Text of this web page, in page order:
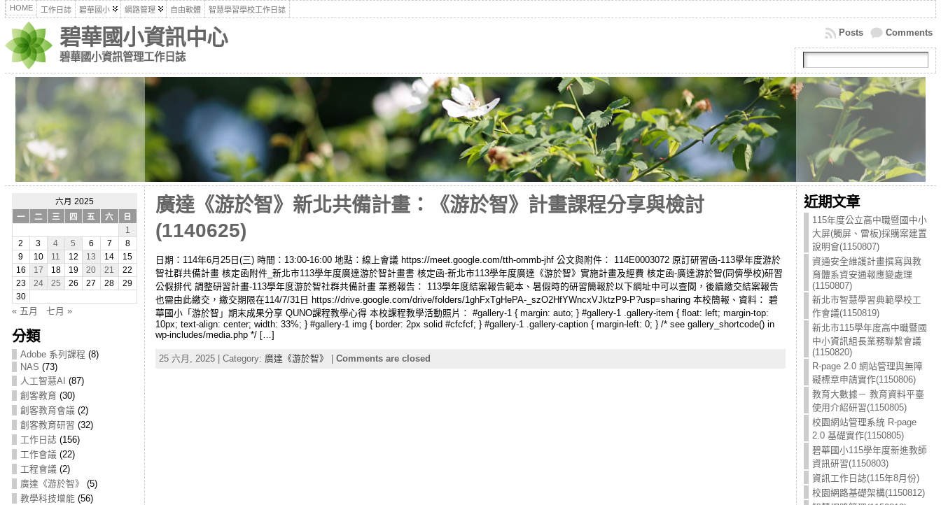
HOME 工作日誌 碧華國小 網路管理 自由軟體 智慧學習學校工作日誌
碧華國小資訊中心
碧華國小資訊管理工作日誌
Comments
Posts
六月 2025
一
二 三 四 五 六
日
1
2
3 4 5 6 7
8
9
10 11 12 13 14
15
16
17 18 19 20 21
22
23
24 25 26 27 28
29
30
« 五月 七月 »
分類
Adobe 系列課程 (8)
NAS (73)
人工智慧AI (87)
創客教育 (30)
創客教育會議 (2)
創客教育研習 (32)
工作日誌 (156)
工作會議 (22)
工程會議 (2)
廣達《游於智》
(5)
教學科技增能(56)
廣達《游於智》新北共備計畫：《游於智》計畫課程分享與檢討
(1140625)
日期：114年6月25日(三) 時間：13:00-16:00 地點：線上會議 https://meet.google.com/tth-ommb-jhf 公文與附件： 114E0003072 原訂研習函-113學年度游於
智社群共備計畫 核定函附件_新北市113學年度廣達游於智計畫書 核定函-新北市113學年度廣達《游於智》實施計畫及經費 核定函-廣達游於智(同儕學校)研習
公假排代 調整研習計畫-113學年度游於智社群共備計畫 業務報告： 113學年度結案報告範本、暑假時的研習簡報於以下網址中可以查閱，後續繳交結案報告
也需由此繳交，繳交期限在114/7/31日 https://drive.google.com/drive/folders/1ghFxTgHePA-_szO2HfYWncxVJktzP9-P?usp=sharing 本校簡報、資料： 碧
華國小「游於智」期末成果分享 QUNO課程教學心得 本校課程教學活動照片： #gallery-1 { margin: auto; } #gallery-1 .gallery-item { float: left; margin-top:
10px; text-align: center; width: 33%; } #gallery-1 img { border: 2px solid #cfcfcf; } #gallery-1 .gallery-caption { margin-left: 0; } /* see gallery_shortcode() in
wp-includes/media.php */ […]
25 六月, 2025 | Category: 廣達《游於智》 | Comments are closed
近期文章
115年度公立高中職暨國中小
大屏(觸屏、雷板)採購案建置
說明會(1150807)
資通安全維護計畫撰寫與教
育體系資安通報應變處理
(1150807)
新北市智慧學習典範學校工
作會議(1150819)
新北市115學年度高中職暨國
中小資訊組長業務聯繫會議
(1150820)
R-page 2.0 網站管理與無障
礙標章申請實作(1150806)
教育大數據－ 教育資料平臺
使用介紹研習(1150805)
校園網站管理系統 R-page
2.0 基礎實作(1150805)
碧華國小115學年度新進教師
資訊研習(1150803)
資訊工作日誌(115年8月份)
校園網路基礎架構(1150812)